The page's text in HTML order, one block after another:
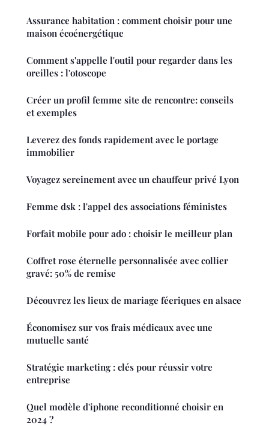
Assurance habitation : comment choisir pour une
maison écoénergétique
Comment s'appelle l'outil pour regarder dans les
oreilles : l'otoscope
Créer un profil femme site de rencontre: conseils
et exemples
Leverez des fonds rapidement avec le portage
immobilier
Voyagez sereinement avec un chauffeur privé Lyon
Femme dsk : l'appel des associations féministes
Forfait mobile pour ado : choisir le meilleur plan
Coffret rose éternelle personnalisée avec collier
gravé: 50% de remise
Découvrez les lieux de mariage féeriques en alsace
Économisez sur vos frais médicaux avec une
mutuelle santé
Stratégie marketing : clés pour réussir votre
entreprise
Quel modèle d'iphone reconditionné choisir en
2024 ?